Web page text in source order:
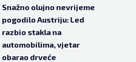
Snažno olujno nevrijeme
pogodilo Austriju: Led
razbio stakla na
automobilima, vjetar
obarao drveće